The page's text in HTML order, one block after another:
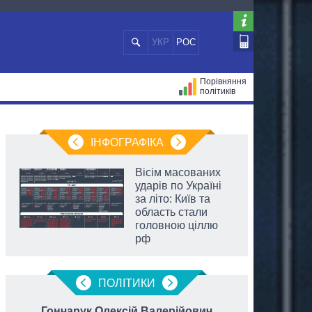
УКР РОС
Порівняння
політиків
ІНФОГРАФІКА
Вісім масованих
ударів по Україні
за літо: Київ та
область стали
головною ціллю
рф
ПОЛIТИКИ